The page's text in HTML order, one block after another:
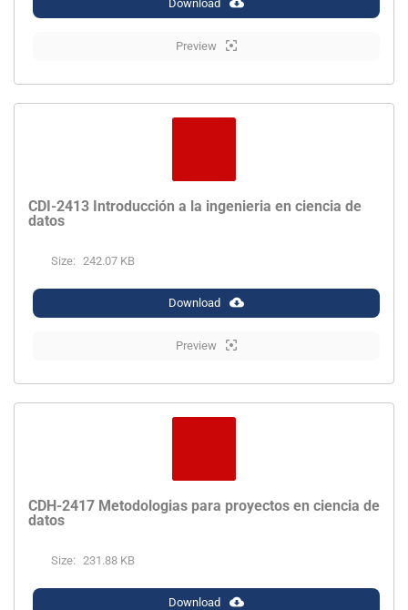
Download
Preview
CDI-2413 Introducción a la ingenieria en ciencia de
datos
Size: 242.07 KB
Download
Preview
CDH-2417 Metodologias para proyectos en ciencia de
datos
Size: 231.88 KB
Download